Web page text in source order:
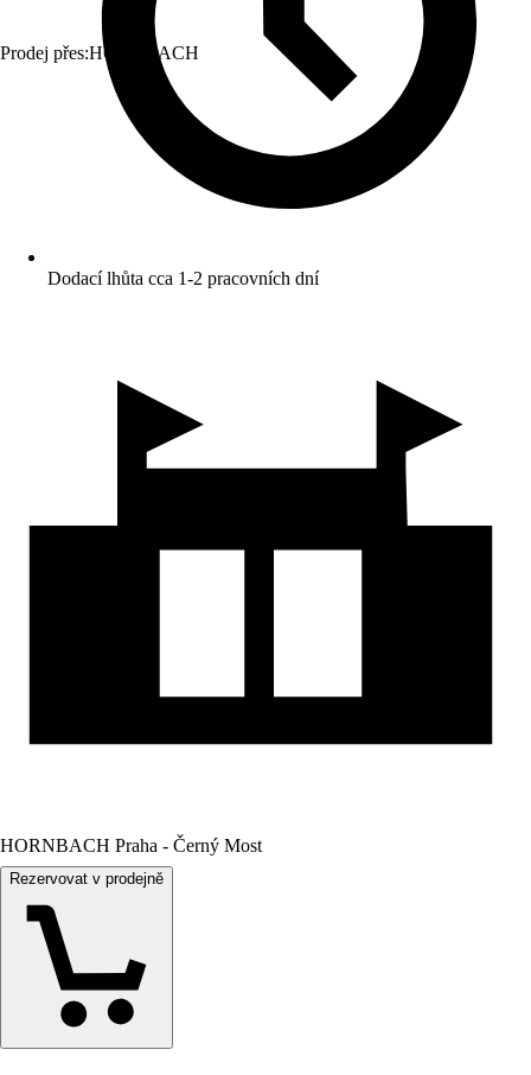
Prodej přes:HORNBACH
Dodací lhůta cca 1-2 pracovních dní
HORNBACH Praha - Černý Most
Rezervovat v prodejně